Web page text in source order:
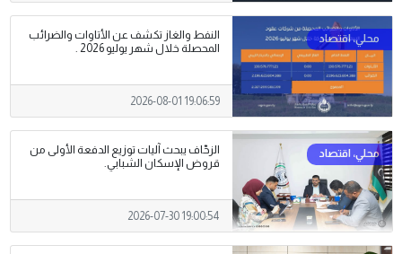
النفط والغاز تكشف عن الأتاوات والضرائب
المحصلة خلال شهر يوليو 2026 .
2026-08-01 19:06:59
الزحّاف يبحث آليات توزيع الدفعة الأولى من
قروض الإسكان الشبابي.
2026-07-30 19:00:54